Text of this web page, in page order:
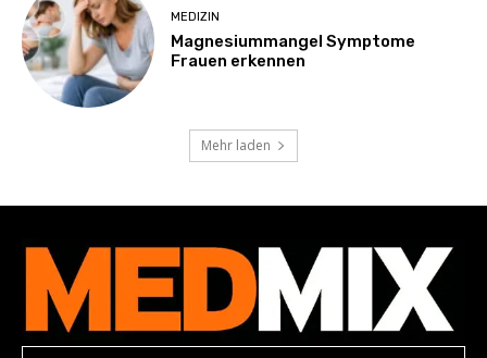
MEDIZIN
Magnesiummangel Symptome
Frauen erkennen
Mehr laden